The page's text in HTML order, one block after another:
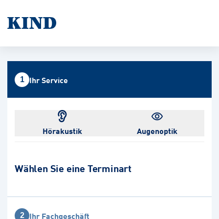
1 Ihr Service
Hörakustik Augenoptik
Wählen Sie eine Terminart
2 Ihr Fachgeschäft